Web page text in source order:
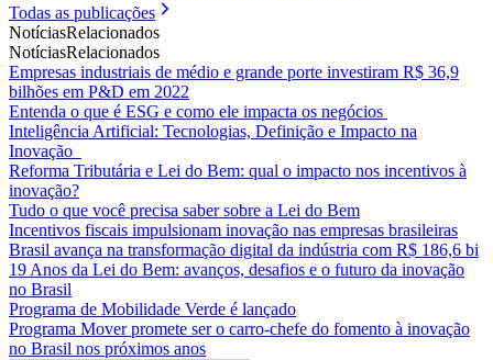
Todas as publicações
NotíciasRelacionados
NotíciasRelacionados
Empresas industriais de médio e grande porte investiram R$ 36,9
bilhões em P&D em 2022
Entenda o que é ESG e como ele impacta os negócios
Inteligência Artificial: Tecnologias, Definição e Impacto na
Inovação
Reforma Tributária e Lei do Bem: qual o impacto nos incentivos à
inovação?
Tudo o que você precisa saber sobre a Lei do Bem
Incentivos fiscais impulsionam inovação nas empresas brasileiras
Brasil avança na transformação digital da indústria com R$ 186,6 bi
19 Anos da Lei do Bem: avanços, desafios e o futuro da inovação
no Brasil
Programa de Mobilidade Verde é lançado
Programa Mover promete ser o carro-chefe do fomento à inovação
no Brasil nos próximos anos